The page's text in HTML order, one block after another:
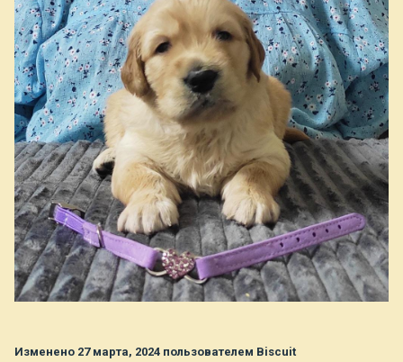
Изменено 27 марта, 2024 пользователем Biscuit